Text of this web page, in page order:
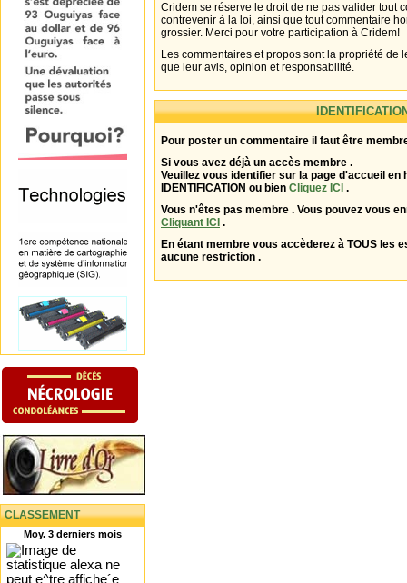
CLASSEMENT
Moy. 3 derniers mois
Cridem se réserve le droit de ne pas valider tout
contrevenir à la loi, ainsi que tout commentaire
grossier. Merci pour votre participation à Cridem!
Les commentaires et propos sont la propriété de
que leur avis, opinion et responsabilité.
Pour poster un commentaire il faut être
Si vous avez déjà un accès membre .
Veuillez vous identifier sur la page d'accueil en
IDENTIFICATION ou bien Cliquez ICI .
Vous n'êtes pas membre . Vous pouvez vous
Cliquant ICI .
En étant membre vous accèderez à TOUS les
aucune restriction .